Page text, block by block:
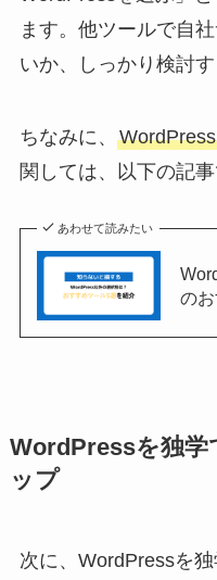
ます。他ツールで自
いか、しっかり検討
ちなみに、
関しては、以下の記
あわせて読みたい
の
WordPressを独学
ップ
次に、WordPressを